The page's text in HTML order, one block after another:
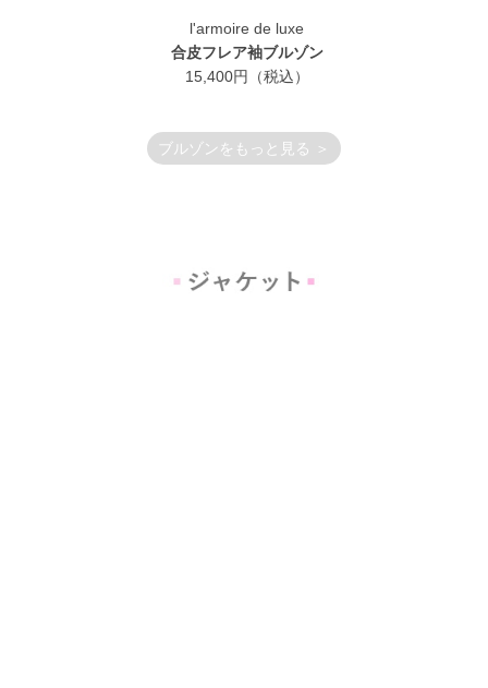
l'armoire de luxe
合皮フレア袖ブルゾン
15,400円（税込）
ブルゾンをもっと見る ＞